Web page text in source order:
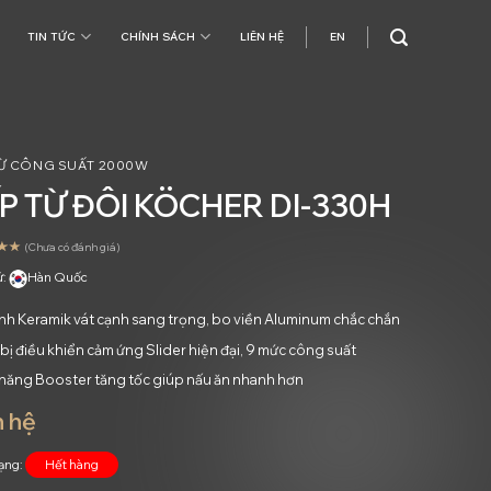
TIN TỨC CHÍNH SÁCH LIÊN HỆ EN
CÔNG SUẤT 2000W
TỪ ĐÔI KÖCHER DI-330H
(Chưa có đánh giá)
Hàn Quốc
Keramik vát cạnh sang trọng, bo viền Aluminum chắc chắn
điều khiển cảm ứng Slider hiện đại, 9 mức công suất
Booster tăng tốc giúp nấu ăn nhanh hơn
hệ
Hết hàng